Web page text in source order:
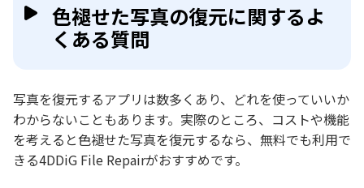
色褪せた写真の復元に関するよ
くある質問
写真を復元するアプリは数多くあり、どれを使っていいか
わからないこともあります。実際のところ、コストや機能
を考えると色褪せた写真を復元するなら、無料でも利用で
きる4DDiG File Repairがおすすめです。